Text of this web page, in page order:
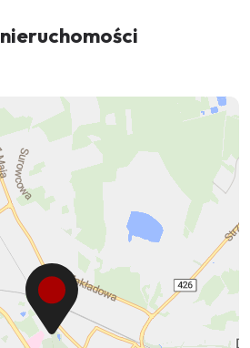
nieruchomości